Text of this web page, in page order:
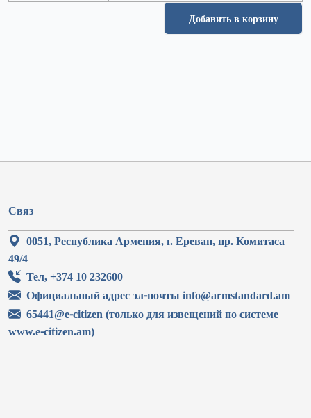
Добавить в корзину
Связ
0051, Республика Армения, г. Ереван, пр. Комитаса
49/4
Тел, +374 10 232600
Официальный адрес эл-почты info@armstandard.am
65441@e-citizen (только для извещений по системе
www.e-citizen.am)